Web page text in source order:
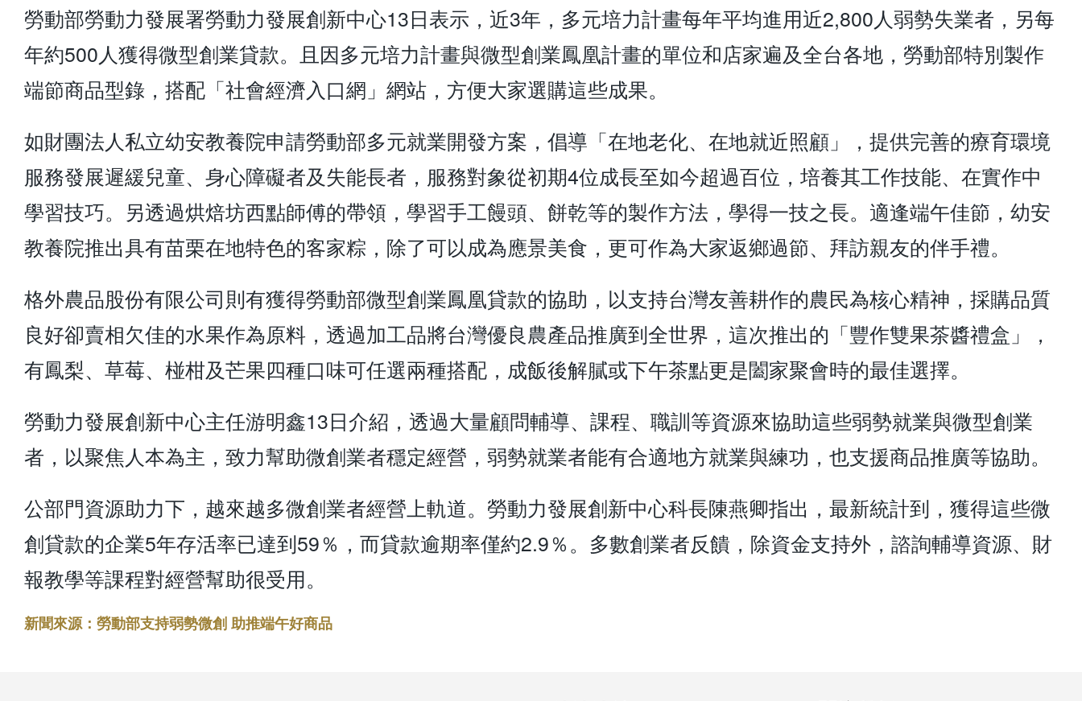
勞動部勞動力發展署勞動力發展創新中心13日表示，近3年，多元培力計畫每年平均進用近2,800人弱勢失業者，另每
年約500人獲得微型創業貸款。且因多元培力計畫與微型創業鳳凰計畫的單位和店家遍及全台各地，勞動部特別製作
端節商品型錄，搭配「社會經濟入口網」網站，方便大家選購這些成果。
如財團法人私立幼安教養院申請勞動部多元就業開發方案，倡導「在地老化、在地就近照顧」，提供完善的療育環境
服務發展遲緩兒童、身心障礙者及失能長者，服務對象從初期4位成長至如今超過百位，培養其工作技能、在實作中
學習技巧。另透過烘焙坊西點師傅的帶領，學習手工饅頭、餅乾等的製作方法，學得一技之長。適逢端午佳節，幼安
教養院推出具有苗栗在地特色的客家粽，除了可以成為應景美食，更可作為大家返鄉過節、拜訪親友的伴手禮。
格外農品股份有限公司則有獲得勞動部微型創業鳳凰貸款的協助，以支持台灣友善耕作的農民為核心精神，採購品質
良好卻賣相欠佳的水果作為原料，透過加工品將台灣優良農產品推廣到全世界，這次推出的「豐作雙果茶醬禮盒」，
有鳳梨、草莓、椪柑及芒果四種口味可任選兩種搭配，成飯後解膩或下午茶點更是闔家聚會時的最佳選擇。
勞動力發展創新中心主任游明鑫13日介紹，透過大量顧問輔導、課程、職訓等資源來協助這些弱勢就業與微型創業
者，以聚焦人本為主，致力幫助微創業者穩定經營，弱勢就業者能有合適地方就業與練功，也支援商品推廣等協助。
公部門資源助力下，越來越多微創業者經營上軌道。勞動力發展創新中心科長陳燕卿指出，最新統計到，獲得這些微
創貸款的企業5年存活率已達到59％，而貸款逾期率僅約2.9％。多數創業者反饋，除資金支持外，諮詢輔導資源、財
報教學等課程對經營幫助很受用。
新聞來源：勞動部支持弱勢微創 助推端午好商品